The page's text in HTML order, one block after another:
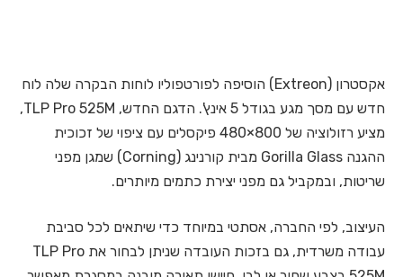
אקסטרון (Extreon) הוסיפה לפורטפוליו לוחות הבקרה שלה לוח
חדש עם מסך מגע בגודל 5 אינץ'. הדגם החדש, TLP Pro 525M,
מציע רזולוציה של 800×480 פיקסלים עם ציפוי של זכוכית
ההגנה Gorilla Glass מבית קורנינג (Corning) שמגן מפני
שריטות, ובמקביל גם מפני יצירת כתמים מיותרים.
העיצוב, לפי החברה, אסתטי במיוחד כדי שיתאים לכל סביבת
עבודה משרדית, גם בזכות העובדה שניתן לבחור את TLP Pro